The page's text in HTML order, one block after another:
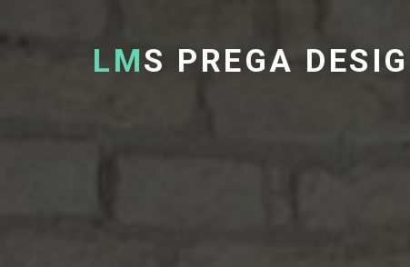
LMS PREGA